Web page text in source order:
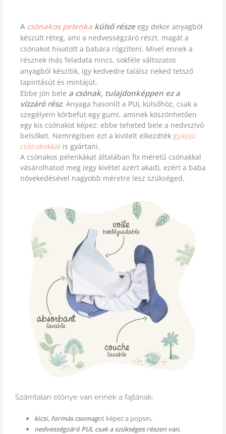
A csónakos pelenkakülső része egy dekor anyagból
készült réteg, ami a nedvességzáró részt, magát a
csónakot hivatott a babára rögzíteni. Mivel ennek a
résznek más feladata nincs, sokféle változatos
anyagból készítik, így kedvedre találsz neked tetsző
tapintásút és mintájút.
Ebbe jön bele a csónak, tulajdonképpen ez a
vízzáró rész. Anyaga hasonlít a PUL külsőhöz, csak a
szegélyein körbefut egy gumi, aminek köszönhetően
egy kis csónakot képez: ebbe teheted bele a nedvszívó
belsőket. Nemrégiben ezt a kivitelt elkezdték gyapjú
csónakokkal is gyártani.
A csónakos pelenkákat általában fix méretű csónakkal
vásárolhatod meg (egy kivétel azért akad), ezért a baba
növekedésével nagyobb méretre lesz szükséged.
Számtalan előnye van ennek a fajtának:
kicsi, formás csomagot képez a popsin,
nedvességzáró PUL csak a szükséges részen van,